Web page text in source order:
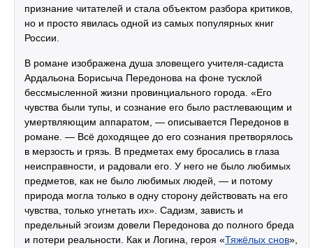
признание читателей и стала объектом разбора критиков,
но и просто явилась одной из самых популярных книг
России.
В романе изображена душа зловещего учителя-садиста
Ардальона Борисыча Передонова на фоне тусклой
бессмысленной жизни провинциального города. «Его
чувства были тупы, и сознание его было растлевающим и
умертвляющим аппаратом, — описывается Передонов в
романе. — Всё доходящее до его сознания претворялось
в мерзость и грязь. В предметах ему бросались в глаза
неисправности, и радовали его. У него не было любимых
предметов, как не было любимых людей, — и потому
природа могла только в одну сторону действовать на его
чувства, только угнетать их». Садизм, зависть и
предельный эгоизм довели Передонова до полного бреда
и потери реальности. Как и Логина, героя «Тяжёлых снов»,